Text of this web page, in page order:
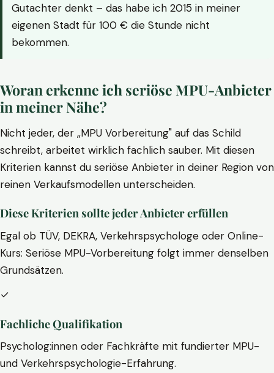
Gutachter denkt – das habe ich 2015 in meiner
eigenen Stadt für 100 € die Stunde nicht
bekommen.
Woran erkenne ich seriöse MPU-Anbieter
in meiner Nähe?
Nicht jeder, der „MPU Vorbereitung" auf das Schild
schreibt, arbeitet wirklich fachlich sauber. Mit diesen
Kriterien kannst du seriöse Anbieter in deiner Region von
reinen Verkaufsmodellen unterscheiden.
Diese Kriterien sollte jeder Anbieter erfüllen
Egal ob TÜV, DEKRA, Verkehrspsychologe oder Online-
Kurs: Seriöse MPU-Vorbereitung folgt immer denselben
Grundsätzen.
✓
Fachliche Qualifikation
Psycholog:innen oder Fachkräfte mit fundierter MPU-
und Verkehrspsychologie-Erfahrung.